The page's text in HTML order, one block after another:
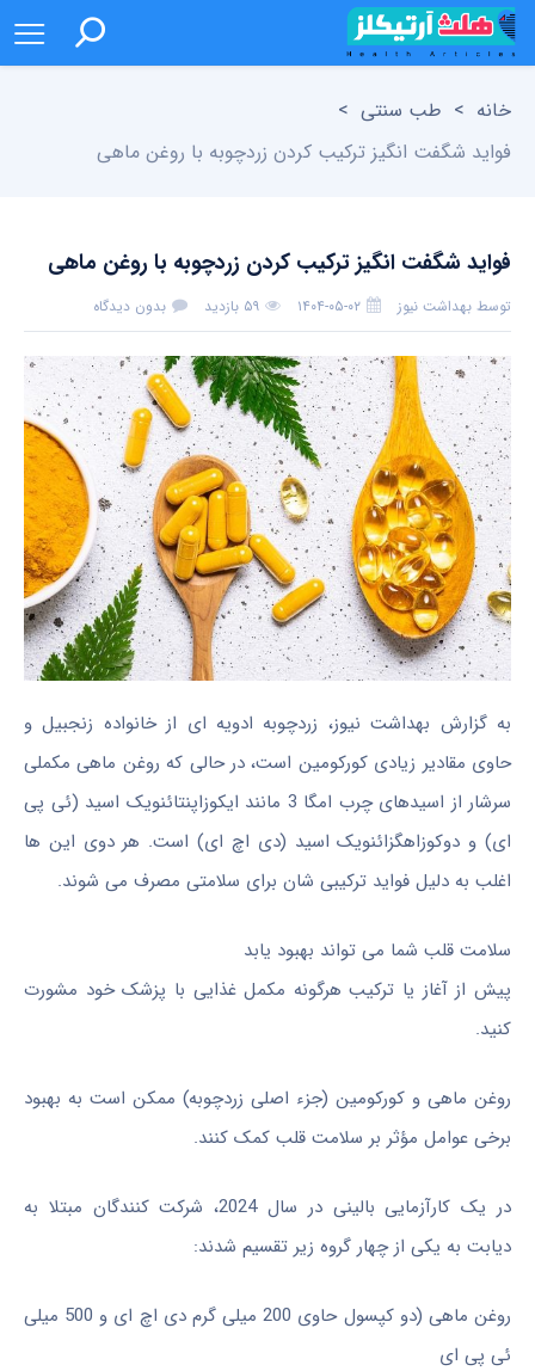
خانه > طب سنتی >
فواید شگفت انگیز ترکیب کردن زردچوبه با روغن ماهی
فواید شگفت انگیز ترکیب کردن زردچوبه با روغن ماهی
توسط بهداشت نیوز ۱۴۰۴-۰۵-۰۲ ۵۹ بازدید بدون دیدگاه
به گزارش بهداشت نیوز، زردچوبه ادویه ای از خانواده زنجبیل و
حاوی مقادیر زیادی کورکومین است، در حالی که روغن ماهی مکملی
سرشار از اسیدهای چرب امگا 3 مانند ایکوزاپنتائنویک اسید (ئی پی
ای) و دوکوزاهگزائنویک اسید (دی اچ ای) است. هر دوی این ها
اغلب به دلیل فواید ترکیبی شان برای سلامتی مصرف می شوند.
سلامت قلب شما می تواند بهبود یابد
پیش از آغاز یا ترکیب هرگونه مکمل غذایی با پزشک خود مشورت
کنید.
روغن ماهی و کورکومین (جزء اصلی زردچوبه) ممکن است به بهبود
برخی عوامل مؤثر بر سلامت قلب کمک کنند.
در یک کارآزمایی بالینی در سال 2024، شرکت کنندگان مبتلا به
دیابت به یکی از چهار گروه زیر تقسیم شدند:
روغن ماهی (دو کپسول حاوی 200 میلی گرم دی اچ ای و 500 میلی
ئی پی ای